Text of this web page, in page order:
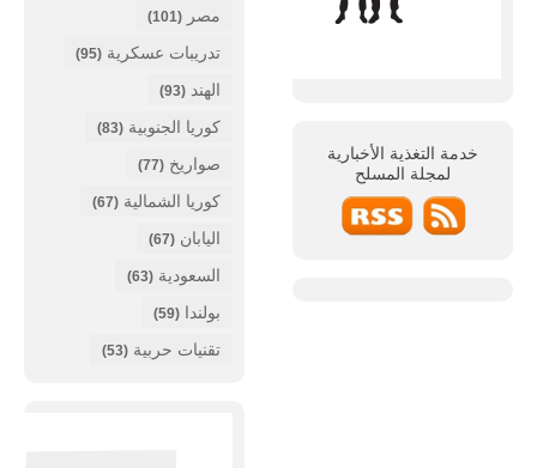
خدمة التغذية الأخبارية
لمجلة المسلح
مصر (101)
تدريبات عسكرية (95)
الهند (93)
كوريا الجنوبية (83)
صواريخ (77)
كوريا الشمالية (67)
اليابان (67)
السعودية (63)
بولندا (59)
تقنيات حربية (53)